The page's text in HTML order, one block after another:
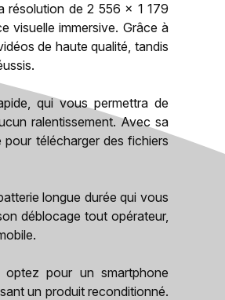
résolution de 2 556 x 1 179
visuelle immersive. Grâce à
de haute qualité, tandis
qui vous permettra de
ralentissement. Avec sa
télécharger des fichiers
longue durée qui vous
déblocage tout opérateur,
pour un smartphone
un produit reconditionné.